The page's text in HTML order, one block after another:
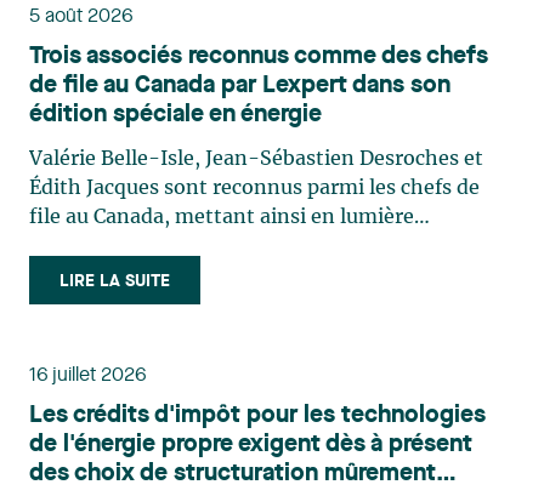
5 août 2026
Trois associés reconnus comme des chefs
de file au Canada par Lexpert dans son
édition spéciale en énergie
Valérie Belle-Isle, Jean-Sébastien Desroches et
Édith Jacques sont reconnus parmi les chefs de
file au Canada, mettant ainsi en lumière
le domaine du droit des technologies. Valérie
Belle-Isle est associée au sein du groupe de droit
principalement sur le droit de l’environnement,
du territoire. Elle conseille et représente une
clientèle publique et privée dans le cadre d’enjeux
touchant notamment les obligations
LIRE LA SUITE
16 juillet 2026
Les crédits d'impôt pour les technologies
de l'énergie propre exigent dès à présent
des choix de structuration mûrement